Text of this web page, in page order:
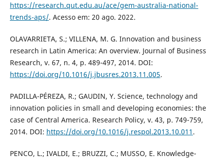
https://research.qut.edu.au/ace/gem-australia-national-
trends-aps/. Acesso em: 20 ago. 2022.
OLAVARRIETA, S.; VILLENA, M. G. Innovation and business
research in Latin America: An overview. Journal of Business
Research, v. 67, n. 4, p. 489-497, 2014. DOI:
https://doi.org/10.1016/j.jbusres.2013.11.005.
PADILLA-PÉREZA, R.; GAUDIN, Y. Science, technology and
innovation policies in small and developing economies: the
case of Central America. Research Policy, v. 43, p. 749-759,
2014. DOI: https://doi.org/10.1016/j.respol.2013.10.011 .
PENCO, L.; IVALDI, E.; BRUZZI, C.; MUSSO, E. Knowledge-